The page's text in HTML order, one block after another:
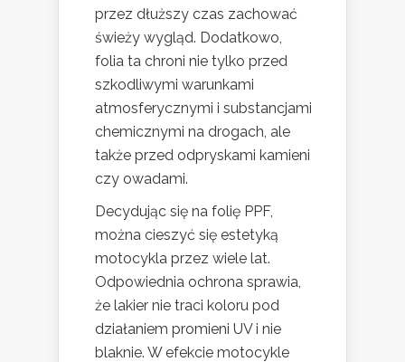
przez dłuższy czas zachować
świeży wygląd. Dodatkowo,
folia ta chroni nie tylko przed
szkodliwymi warunkami
atmosferycznymi i substancjami
chemicznymi na drogach, ale
także przed odpryskami kamieni
czy owadami.
Decydując się na folię PPF,
można cieszyć się estetyką
motocykla przez wiele lat.
Odpowiednia ochrona sprawia,
że lakier nie traci koloru pod
działaniem promieni UV i nie
blaknie. W efekcie motocykle